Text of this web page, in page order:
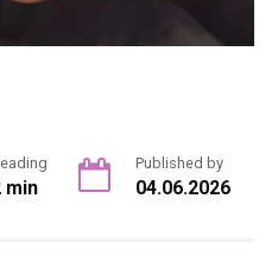
min
Published by
04.06.2026